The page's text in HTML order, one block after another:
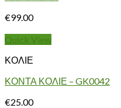
€99.00
Quick View
ΚΟΛΙΕ
ΚΟΝΤΑ ΚΟΛΙΕ – GK0042
€25.00